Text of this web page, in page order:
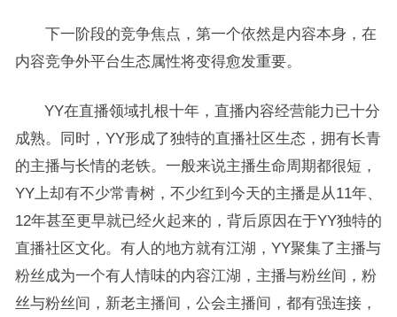
下一阶段的竞争焦点，第一个依然是内容本身，在
内容竞争外平台生态属性将变得愈发重要。
YY在直播领域扎根十年，直播内容经营能力已十分
成熟。同时，YY形成了独特的直播社区生态，拥有长青
的主播与长情的老铁。一般来说主播生命周期都很短，
YY上却有不少常青树，不少红到今天的主播是从11年、
12年甚至更早就已经火起来的，背后原因在于YY独特的
直播社区文化。有人的地方就有江湖，YY聚集了主播与
粉丝成为一个有人情味的内容江湖，主播与粉丝间，粉
丝与粉丝间，新老主播间，公会主播间，都有强连接，